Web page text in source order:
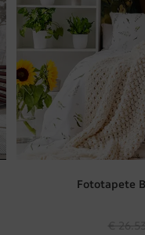
Fototapete